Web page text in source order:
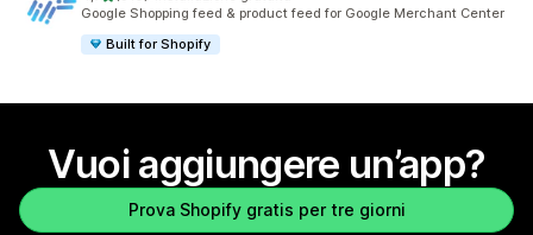
Google Shopping feed & product feed for Google Merchant Center
Built for Shopify
Vuoi aggiungere un’app?
Prova Shopify gratis per tre giorni